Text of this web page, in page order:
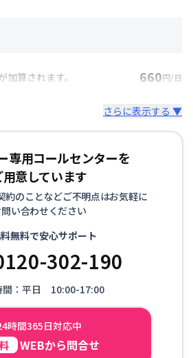
算されます。 660円/日
さらに表示する ▼
専用コールセンターを
用意しています
約のことなどご不明点はお気軽に
い合わせください
無料で安心サポート
302-190
間：平日 10:00-17:00
時間365日対応中
WEBから問合せ